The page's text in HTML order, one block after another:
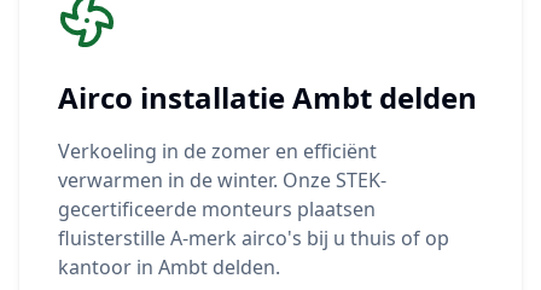
Airco installatieAmbt delden
Verkoeling in de zomer en efficiënt
verwarmen in de winter. Onze STEK-
gecertificeerde monteurs plaatsen
fluisterstille A-merk airco's bij u thuis of op
kantoor in Ambt delden.